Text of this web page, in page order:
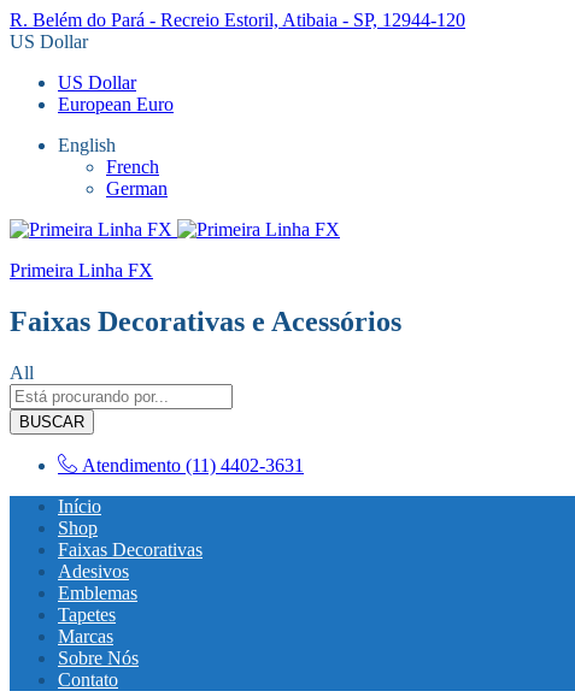
R. Belém do Pará - Recreio Estoril, Atibaia - SP, 12944-120
US Dollar
US Dollar
European Euro
English
French
German
Primeira Linha FX
Faixas Decorativas e Acessórios
All
BUSCAR
Atendimento (11) 4402-3631
Início
Shop
Faixas Decorativas
Adesivos
Emblemas
Tapetes
Marcas
Sobre Nós
Contato